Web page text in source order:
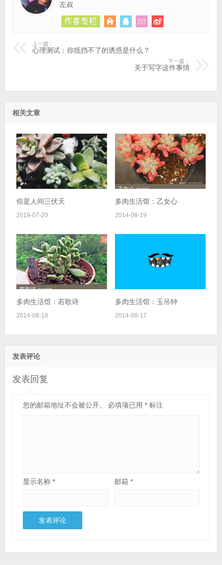
左叔
上一篇：
心理测试：你抵挡不了的诱惑是什么？
下一篇：
关于写字这件事情
相关文章
你是人间三伏天
2019-07-20
多肉生活馆：乙女心
2014-08-19
多肉生活馆：若歌诗
2014-08-18
多肉生活馆：玉吊钟
2014-08-17
发表评论
发表回复
您的邮箱地址不会被公开。 必填项已用 *标注
显示名称 * 邮箱*